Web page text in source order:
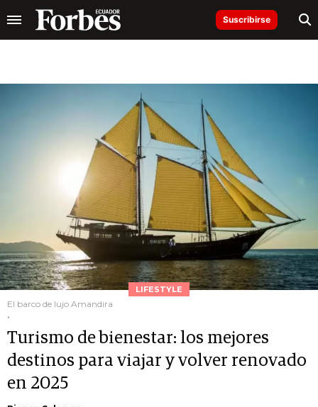
Suscribirse
LIFESTYLE
El barco de lujo Amandira
.
Turismo de bienestar: los mejores
destinos para viajar y volver renovado
en 2025